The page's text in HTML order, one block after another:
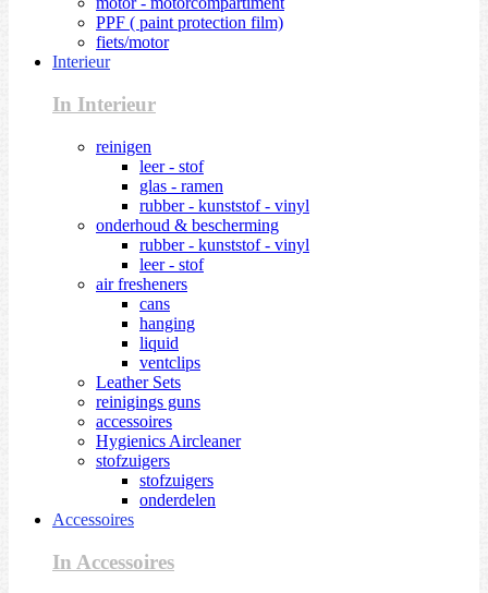
PPF ( paint protection film)
fiets/motor
Interieur
In Interieur
reinigen
leer - stof
glas - ramen
rubber - kunststof - vinyl
onderhoud & bescherming
rubber - kunststof - vinyl
leer - stof
air fresheners
cans
hanging
liquid
ventclips
Leather Sets
reinigings guns
accessoires
Hygienics Aircleaner
stofzuigers
stofzuigers
onderdelen
Accessoires
In Accessoires